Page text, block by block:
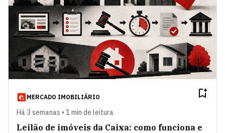
MERCADO IMOBILIÁRIO
Há 3 semanas • 1 min de leitura
Leilão de imóveis da Caixa: como funciona e